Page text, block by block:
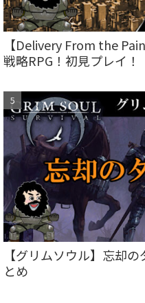
【Delivery From the
戦略RPG！初見プレイ！
【グリムソウル】忘却
とめ